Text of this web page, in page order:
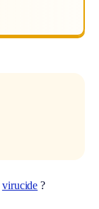
virucide ?